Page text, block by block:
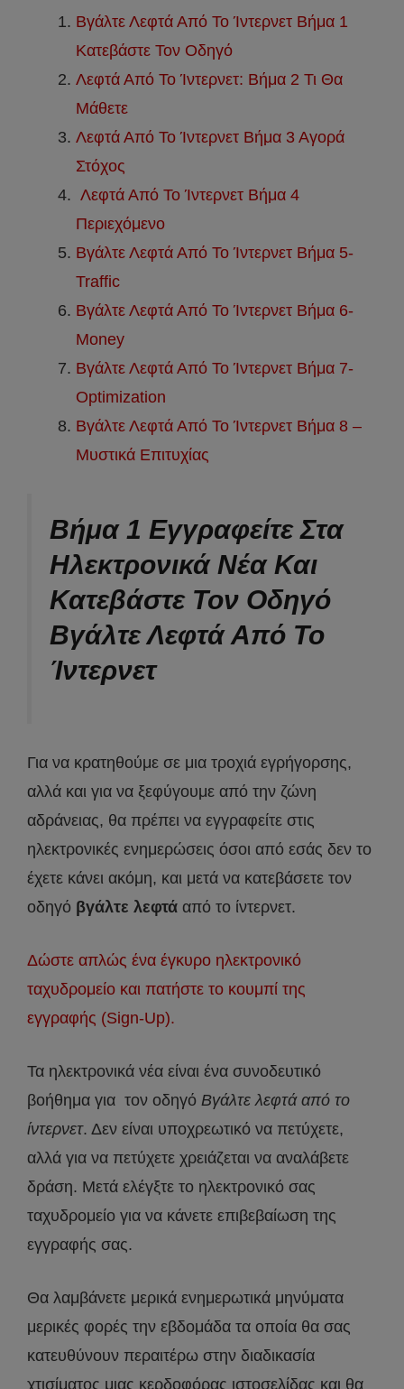
Βγάλτε Λεφτά Από Το Ίντερνετ Βήμα 1
Κατεβάστε Τον Οδηγό
Λεφτά Από Το Ίντερνετ: Βήμα 2 Τι Θα
Μάθετε
Λεφτά Από Το Ίντερνετ Βήμα 3 Αγορά
Στόχος
Λεφτά Από Το Ίντερνετ Βήμα 4
Περιεχόμενο
Βγάλτε Λεφτά Από Το Ίντερνετ Βήμα 5-
Traffic
Βγάλτε Λεφτά Από Το Ίντερνετ Βήμα 6-
Money
Βγάλτε Λεφτά Από Το Ίντερνετ Βήμα 7-
Optimization
Βγάλτε Λεφτά Από Το Ίντερνετ Βήμα 8 –
Μυστικά Επιτυχίας
Βήμα 1 Εγγραφείτε Στα
Ηλεκτρονικά Νέα Και
Κατεβάστε Τον Οδηγό
Βγάλτε Λεφτά Από Το
Ίντερνετ
Για να κρατηθούμε σε μια τροχιά εγρήγορσης,
αλλά και για να ξεφύγουμε από την ζώνη
αδράνειας, θα πρέπει να εγγραφείτε στις
ηλεκτρονικές ενημερώσεις όσοι από εσάς δεν το
έχετε κάνει ακόμη, και μετά να κατεβάσετε τον
οδηγό βγάλτε λεφτά από το ίντερνετ.
Δώστε απλώς ένα έγκυρο ηλεκτρονικό
ταχυδρομείο και πατήστε το κουμπί της
εγγραφής (Sign-Up).
Τα ηλεκτρονικά νέα είναι ένα συνοδευτικό
βοήθημα για τον οδηγό Βγάλτε λεφτά από το
ίντερνετ. Δεν είναι υποχρεωτικό να πετύχετε,
αλλά για να πετύχετε χρειάζεται να αναλάβετε
δράση. Μετά ελέγξτε το ηλεκτρονικό σας
ταχυδρομείο για να κάνετε επιβεβαίωση της
εγγραφής σας.
Θα λαμβάνετε μερικά ενημερωτικά μηνύματα
μερικές φορές την εβδομάδα τα οποία θα σας
κατευθύνουν περαιτέρω στην διαδικασία
χτισίματος μιας κερδοφόρας ιστοσελίδας και θα